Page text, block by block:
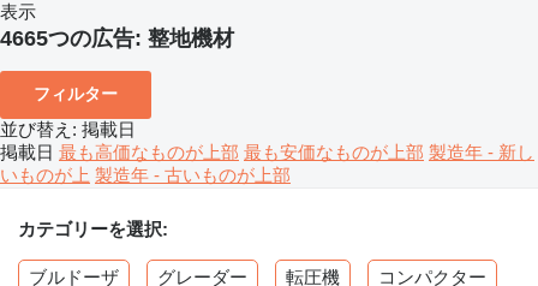
表示
4665つの広告: 整地機材
フィルター
並び替え : 掲載日
掲載日 最も高価なものが上部 最も安価なものが上部 製造年 - 新し
いものが上 製造年 - 古いものが上部
カテゴリーを選択:
ブルドーザ グレーダー 転圧機 コンパクター